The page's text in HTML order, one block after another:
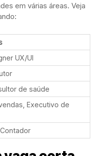
em várias áreas. Veja
UX/UI
de saúde
Executivo de